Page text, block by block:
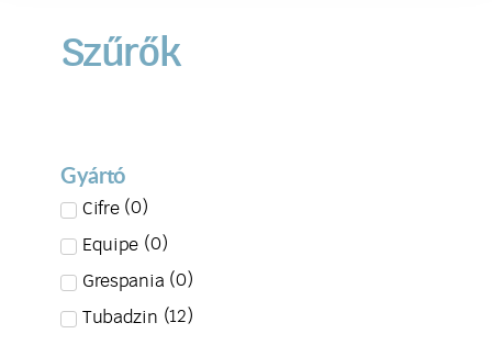
Szűrők
Gyártó
Cifre (0)
Equipe (0)
Grespania (0)
Tubadzin (12)